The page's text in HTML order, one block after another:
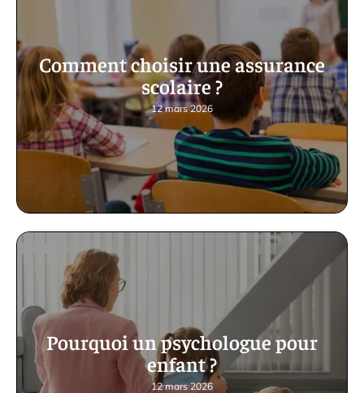
Comment choisir une assurance
scolaire ?
12 mars 2026
Pourquoi un psychologue pour
enfant ?
12 mars 2026